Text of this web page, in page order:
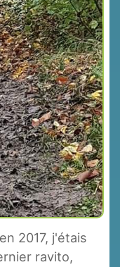
2017, j'étais
ravito,